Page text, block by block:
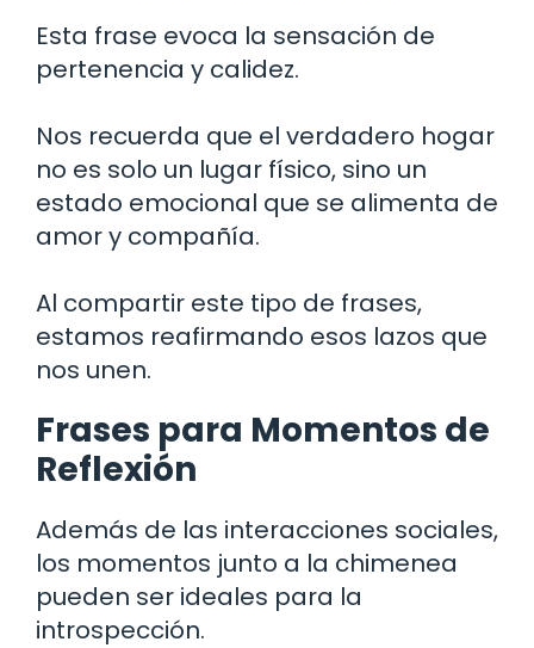
Esta frase evoca la sensación de
pertenencia y calidez.
Nos recuerda que el verdadero hogar
no es solo un lugar físico, sino un
estado emocional que se alimenta de
amor y compañía.
Al compartir este tipo de frases,
estamos reafirmando esos lazos que
nos unen.
Frases para Momentos de
Reflexión
Además de las interacciones sociales,
los momentos junto a la chimenea
pueden ser ideales para la
introspección.